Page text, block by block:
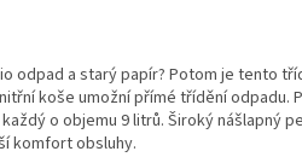
odpad a starý papír? Potom je tento
koše umožní přímé třídění odpadu.
o objemu 9 litrů. Široký nášlapný
komfort obsluhy.